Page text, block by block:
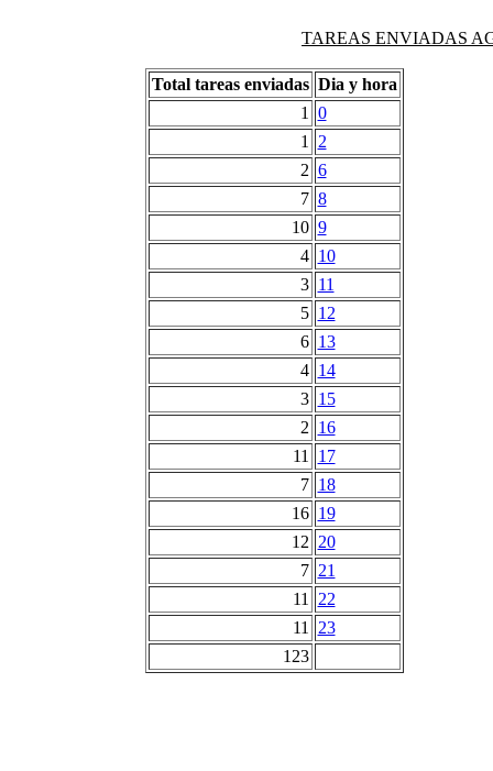
TAREAS ENVIADAS
Total tareas enviadas Dia y hora
1
0
1
2
2 6
7 8
10 9
4 10
3 11
5 12
6 13
4 14
3 15
2 16
11
17
7 18
16 19
12 20
7 21
11
22
11
23
123